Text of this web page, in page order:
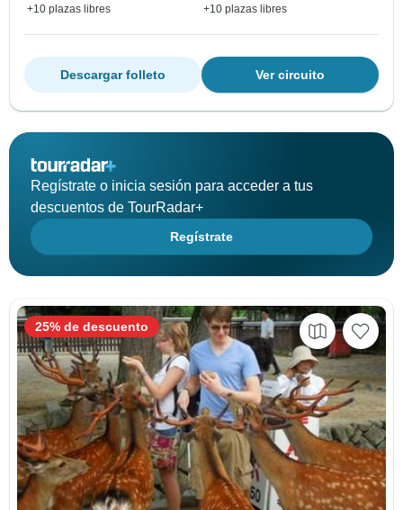
+10 plazas libres +10 plazas libres
Ver circuito
Descargar folleto
Regístrate o inicia sesión para acceder a tus
descuentos de TourRadar+
Regístrate
25% de descuento